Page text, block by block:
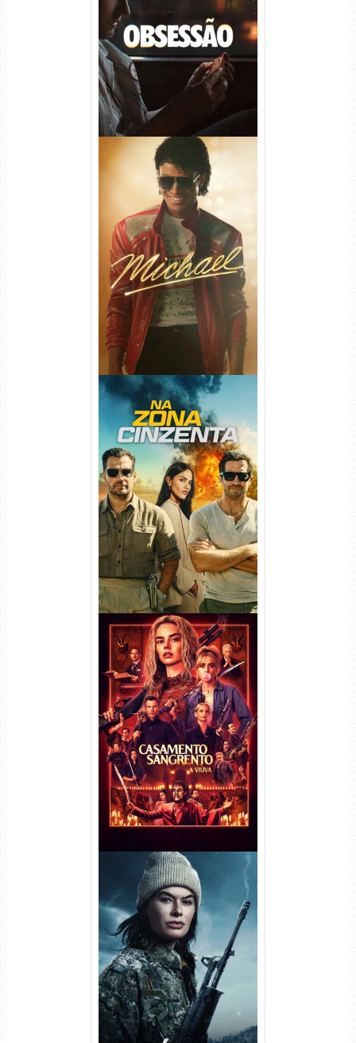
Obsessão Torrent (2026)
WEB-DL 1080p/4K Dual
Áudio
Michael Torrent (2026) WEB-
DL 1080p/4K Dual Áudio
Na Zona Cinzenta Torrent
(2026) WEB-DL 1080p/4K
Dual Áudio
Casamento Sangrento: A
Viúva Torrent (2026) WEB-DL
720p/1080p/4K Dual Áudio
Balística Torrent (2025) WEB-
DL 1080p Dual Áudio